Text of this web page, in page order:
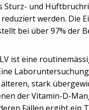
Sturz- und
werden. Die
bei über 97% der
ist eine
stark
der Vitamin-D-